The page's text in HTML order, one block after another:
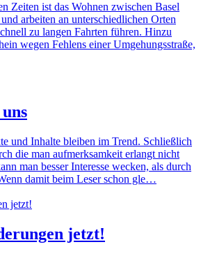
Zeiten ist das Wohnen zwischen Basel
arbeiten an unterschiedlichen Orten
zu langen Fahrten führen. Hinzu
wegen Fehlens einer Umgehungsstraße,
und Inhalte bleiben im Trend. Schließlich
die man aufmerksamkeit erlangt nicht
man besser Interesse wecken, als durch
damit beim Leser schon gle…
jetzt!